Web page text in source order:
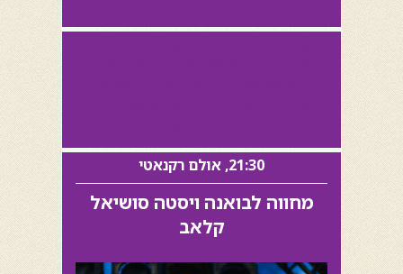
21:30, אולם רקנאטי
מחווה לבואנה ויסטה סושיאל
קלאב